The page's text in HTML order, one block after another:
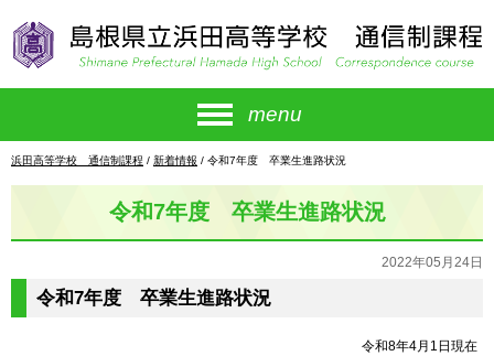
menu
現
浜田高等学校 通信制課程 / 新着情報 / 令和7年度 卒業生進路状況
令和7年度 卒業生進路状況
2022年05月24日
令和7年度 卒業生進路状況
令和8年4月1日現在